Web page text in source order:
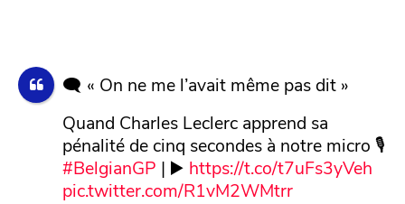
🗨️ « On ne me l’avait même pas dit »
Quand Charles Leclerc apprend sa
pénalité de cinq secondes à notre micro 🎙️
#BelgianGP | ▶️ https://t.co/t7uFs3yVeh
pic.twitter.com/R1vM2WMtrr